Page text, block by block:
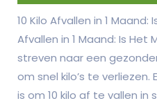
10 Kilo Afvallen in 1 Maand:
Afvallen in 1 Maand: Is Het
streven naar een
om snel kilo’s te
is om 10 kilo af te vallen in